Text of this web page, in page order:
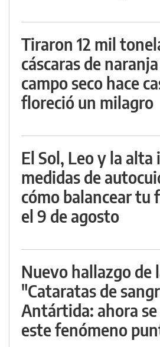
Tiraron 12 mil
cáscaras de
campo seco hace
floreció un milagro
El Sol, Leo y la
medidas de
cómo balancear tu
el 9 de agosto
Nuevo hallazgo de
"Cataratas de
Antártida: ahora se
este fenómeno